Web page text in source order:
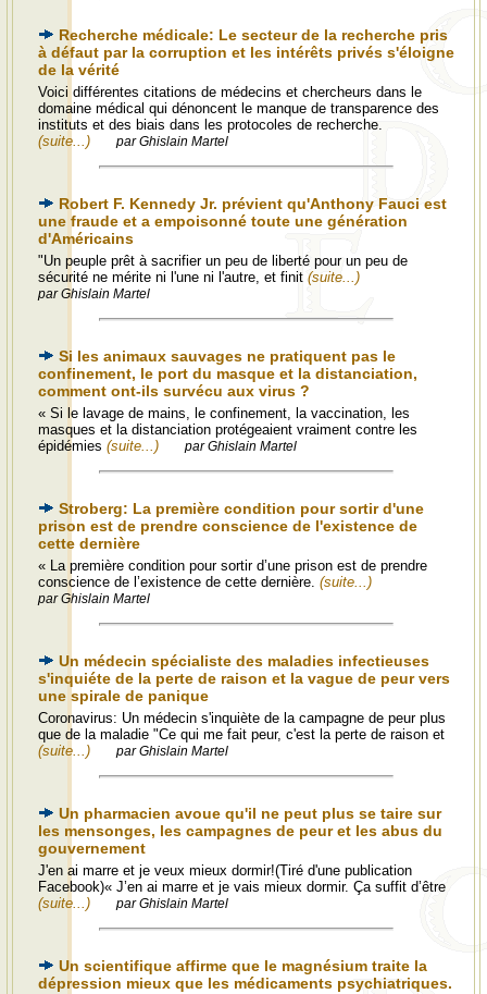
Recherche médicale: Le secteur de la recherche pris
à défaut par la corruption et les intérêts privés s'éloigne
de la vérité
Voici différentes citations de médecins et chercheurs dans le
domaine médical qui dénoncent le manque de transparence des
instituts et des biais dans les protocoles de recherche.
(suite...)
par Ghislain Martel
Robert F. Kennedy Jr. prévient qu'Anthony Fauci est
une fraude et a empoisonné toute une génération
d'Américains
"Un peuple prêt à sacrifier un peu de liberté pour un peu de
sécurité ne mérite ni l'une ni l'autre, et finit (suite...)
par Ghislain Martel
Si les animaux sauvages ne pratiquent pas le
confinement, le port du masque et la distanciation,
comment ont-ils survécu aux virus ?
« Si le lavage de mains, le confinement, la vaccination, les
masques et la distanciation protégeaient vraiment contre les
épidémies (suite...) par Ghislain Martel
Stroberg: La première condition pour sortir d'une
prison est de prendre conscience de l'existence de
cette dernière
« La première condition pour sortir d’une prison est de prendre
conscience de l’existence de cette dernière. (suite...)
par Ghislain Martel
Un médecin spécialiste des maladies infectieuses
s'inquiéte de la perte de raison et la vague de peur vers
une spirale de panique
Coronavirus: Un médecin s'inquiète de la campagne de peur plus
que de la maladie "Ce qui me fait peur, c'est la perte de raison et
(suite...)
par Ghislain Martel
Un pharmacien avoue qu'il ne peut plus se taire sur
les mensonges, les campagnes de peur et les abus du
gouvernement
J'en ai marre et je veux mieux dormir!(Tiré d'une publication
Facebook)« J’en ai marre et je vais mieux dormir. Ça suffit d’être
(suite...)
par Ghislain Martel
Un scientifique affirme que le magnésium traite la
dépression mieux que les médicaments psychiatriques.